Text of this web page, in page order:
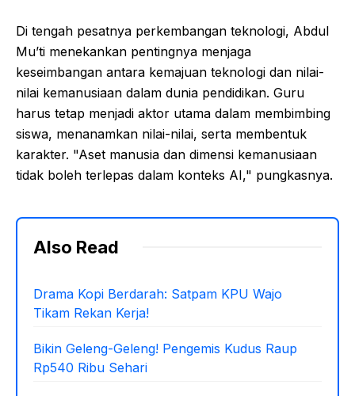
Di tengah pesatnya perkembangan teknologi, Abdul
Mu’ti menekankan pentingnya menjaga
keseimbangan antara kemajuan teknologi dan nilai-
nilai kemanusiaan dalam dunia pendidikan. Guru
harus tetap menjadi aktor utama dalam membimbing
siswa, menanamkan nilai-nilai, serta membentuk
karakter. "Aset manusia dan dimensi kemanusiaan
tidak boleh terlepas dalam konteks AI," pungkasnya.
Also Read
Drama Kopi Berdarah: Satpam KPU Wajo
Tikam Rekan Kerja!
Bikin Geleng-Geleng! Pengemis Kudus Raup
Rp540 Ribu Sehari